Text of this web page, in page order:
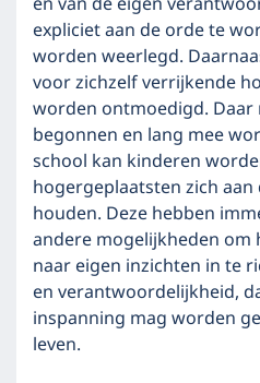
expliciet aan de orde te
worden weerlegd.
voor zichzelf verrijkende
worden ontmoedigd.
begonnen en lang mee
school kan kinderen
hogergeplaatsten zich
houden. Deze hebben
andere mogelijkheden om
naar eigen inzichten in te
en verantwoordelijkheid,
inspanning mag worden
leven.